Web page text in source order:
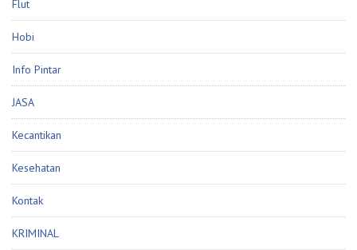
Flut
Hobi
Info Pintar
JASA
Kecantikan
Kesehatan
Kontak
KRIMINAL